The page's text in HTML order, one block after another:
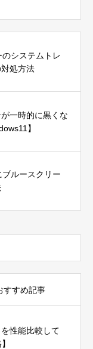
システムトレ
処方法
一時的に黒くな
】
ルースクリー
すすめ記事
性能比較して